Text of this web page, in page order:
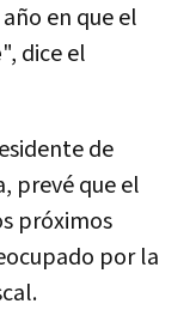
en que el
", dice el
de
prevé que el
próximos
por la